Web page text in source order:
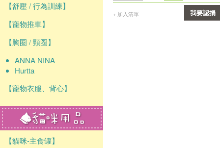
【舒壓 / 行為訓練】
【寵物推車】
【胸圈 / 頸圈】
ANNA NINA
Hurtta
【寵物衣服、背心】
【貓咪-主食罐】
+ 加入清單 我要認捐